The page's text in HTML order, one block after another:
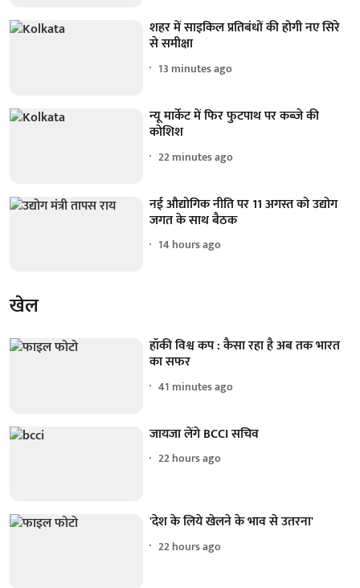
शहर में साइकिल प्रतिबंधों की होगी नए सिरे
से समीक्षा
13 minutes ago
न्यू मार्केट में फिर फुटपाथ पर कब्जे की
कोशिश
22 minutes ago
नई औद्योगिक नीति पर 11 अगस्त को उद्योग
जगत के साथ बैठक
14 hours ago
खेल
हॉकी विश्व कप : कैसा रहा है अब तक भारत
का सफर
41 minutes ago
जायजा लेंगे BCCI सचिव
22 hours ago
'देश के लिये खेलने के भाव से उतरना'
22 hours ago